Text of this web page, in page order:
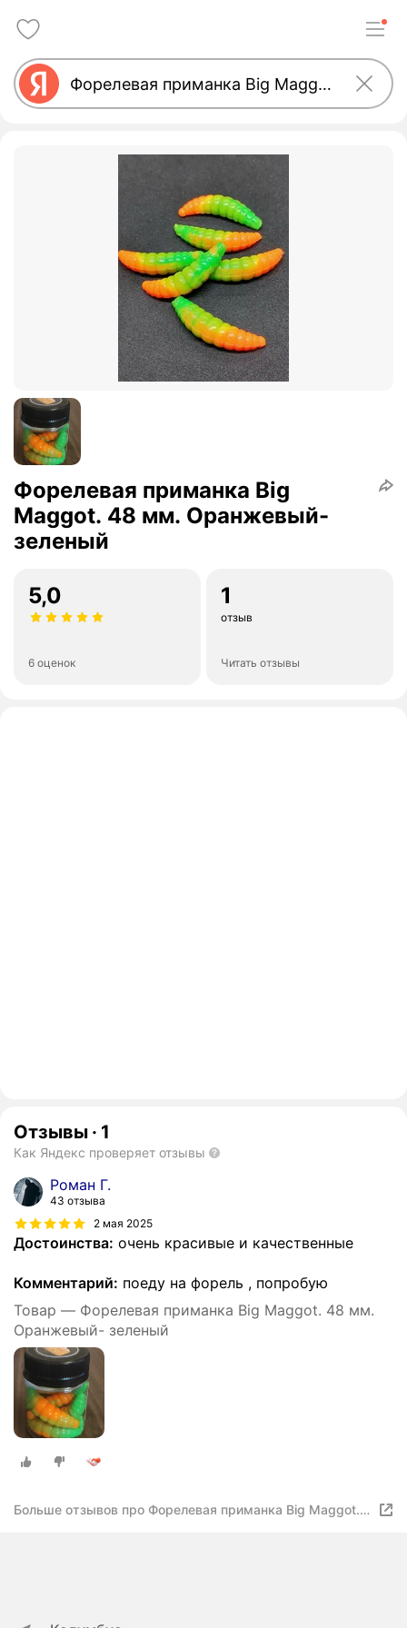
Форелевая приманка Big
Maggot. 48 мм. Оранжевый-
зеленый
5,0
6 оценок
1
отзыв
Читать отзывы
Отзывы · 1
Как Яндекс проверяет отзывы
Роман Г.
43 отзыва
2 мая 2025
Достоинства: очень красивые и качественные
Комментарий: поеду на форель , попробую
Товар — Форелевая приманка Big Maggot. 48 мм.
Оранжевый- зеленый
Больше отзывов про Форелевая приманка Big Maggot.